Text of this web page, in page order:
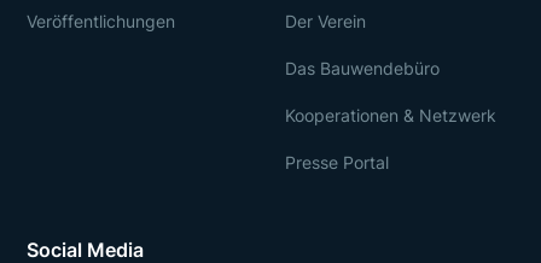
Social Media
Veröffentlichungen Der Verein
Das Bauwendebüro
Kooperationen & Netzwerk
Presse Portal